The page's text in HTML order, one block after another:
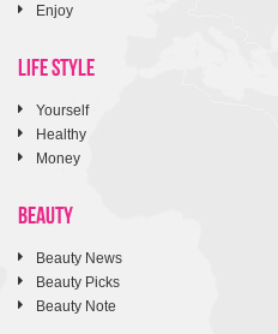
Enjoy
LIFE STYLE
Yourself
Healthy
Money
BEAUTY
Beauty News
Beauty Picks
Beauty Note